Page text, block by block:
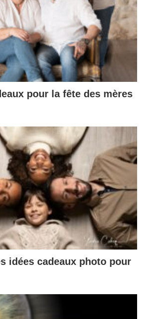
pour la fête des mères
idées cadeaux photo pour